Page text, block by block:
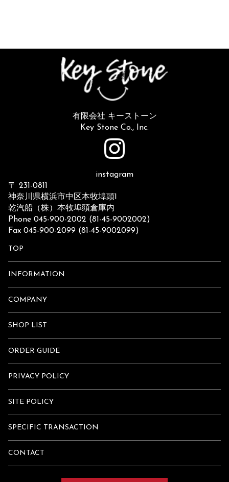
有限会社 キーストーン
Key Stone Co., Inc.
instagram
〒 231-0811
神奈川県横浜市中区本牧埠頭1
乾汽船（株）本牧埠頭倉庫内
Phone 045-900-2002 (81-45-9002002)
Fax 045-900-2099 (81-45-9002099)
TOP
INFORMATION
COMPANY
SHOP LIST
ORDER GUIDE
PRIVACY POLICY
SITE POLICY
SPECIFIC TRANSACTION
CONTACT